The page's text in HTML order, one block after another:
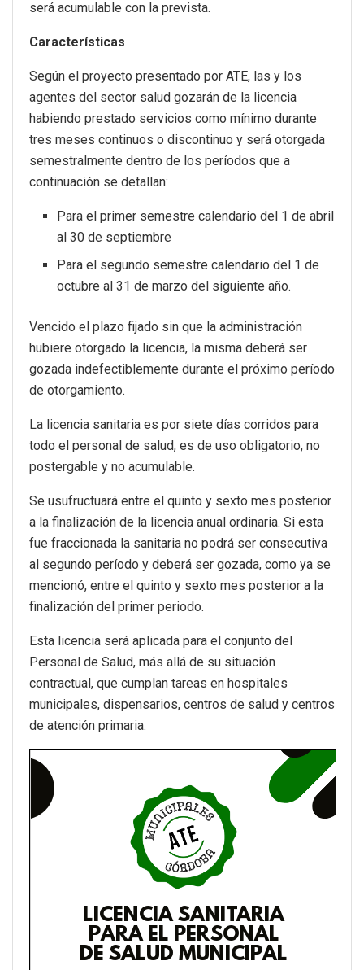
será acumulable con la prevista.
Características
Según el proyecto presentado por ATE, las y los
agentes del sector salud gozarán de la licencia
habiendo prestado servicios como mínimo durante
tres meses continuos o discontinuo y será otorgada
semestralmente dentro de los períodos que a
continuación se detallan:
Para el primer semestre calendario del 1 de abril
al 30 de septiembre
Para el segundo semestre calendario del 1 de
octubre al 31 de marzo del siguiente año.
Vencido el plazo fijado sin que la administración
hubiere otorgado la licencia, la misma deberá ser
gozada indefectiblemente durante el próximo período
de otorgamiento.
La licencia sanitaria es por siete días corridos para
todo el personal de salud, es de uso obligatorio, no
postergable y no acumulable.
Se usufructuará entre el quinto y sexto mes posterior
a la finalización de la licencia anual ordinaria. Si esta
fue fraccionada la sanitaria no podrá ser consecutiva
al segundo período y deberá ser gozada, como ya se
mencionó, entre el quinto y sexto mes posterior a la
finalización del primer periodo.
Esta licencia será aplicada para el conjunto del
Personal de Salud, más allá de su situación
contractual, que cumplan tareas en hospitales
municipales, dispensarios, centros de salud y centros
de atención primaria.